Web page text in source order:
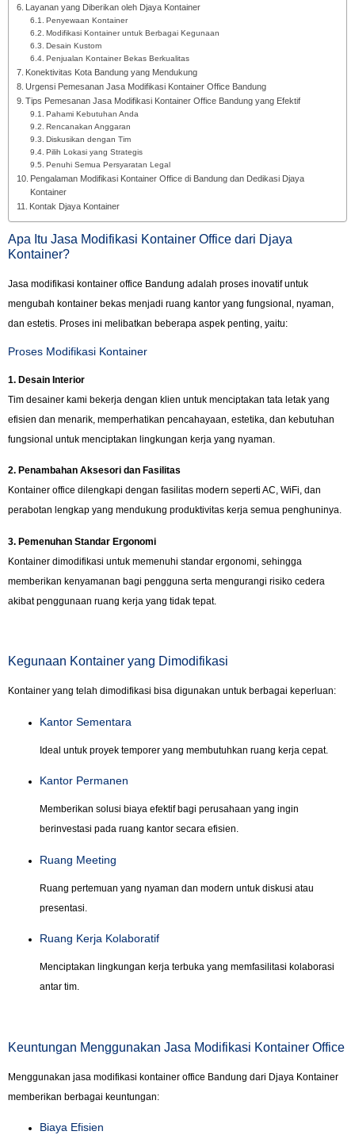
Layanan yang Diberikan oleh Djaya Kontainer
Penyewaan Kontainer
Modifikasi Kontainer untuk Berbagai Kegunaan
Desain Kustom
Penjualan Kontainer Bekas Berkualitas
Konektivitas Kota Bandung yang Mendukung
Urgensi Pemesanan Jasa Modifikasi Kontainer Office Bandung
Tips Pemesanan Jasa Modifikasi Kontainer Office Bandung yang Efektif
Pahami Kebutuhan Anda
Rencanakan Anggaran
Diskusikan dengan Tim
Pilih Lokasi yang Strategis
Penuhi Semua Persyaratan Legal
Pengalaman Modifikasi Kontainer Office di Bandung dan Dedikasi Djaya
Kontainer
Kontak Djaya Kontainer
Apa Itu Jasa Modifikasi Kontainer Office dari Djaya
Kontainer?
Jasa modifikasi kontainer office Bandung adalah proses inovatif untuk
mengubah kontainer bekas menjadi ruang kantor yang fungsional, nyaman,
dan estetis. Proses ini melibatkan beberapa aspek penting, yaitu:
Proses Modifikasi Kontainer
1. Desain Interior
Tim desainer kami bekerja dengan klien untuk menciptakan tata letak yang
efisien dan menarik, memperhatikan pencahayaan, estetika, dan kebutuhan
fungsional untuk menciptakan lingkungan kerja yang nyaman.
2. Penambahan Aksesori dan Fasilitas
Kontainer office dilengkapi dengan fasilitas modern seperti AC, WiFi, dan
perabotan lengkap yang mendukung produktivitas kerja semua penghuninya.
3. Pemenuhan Standar Ergonomi
Kontainer dimodifikasi untuk memenuhi standar ergonomi, sehingga
memberikan kenyamanan bagi pengguna serta mengurangi risiko cedera
akibat penggunaan ruang kerja yang tidak tepat.
Kegunaan Kontainer yang Dimodifikasi
Kontainer yang telah dimodifikasi bisa digunakan untuk berbagai keperluan:
Kantor Sementara
Ideal untuk proyek temporer yang membutuhkan ruang kerja cepat.
Kantor Permanen
Memberikan solusi biaya efektif bagi perusahaan yang ingin
berinvestasi pada ruang kantor secara efisien.
Ruang Meeting
Ruang pertemuan yang nyaman dan modern untuk diskusi atau
presentasi.
Ruang Kerja Kolaboratif
Menciptakan lingkungan kerja terbuka yang memfasilitasi kolaborasi
antar tim.
Keuntungan Menggunakan Jasa Modifikasi Kontainer Office
Menggunakan jasa modifikasi kontainer office Bandung dari Djaya Kontainer
memberikan berbagai keuntungan:
Biaya Efisien